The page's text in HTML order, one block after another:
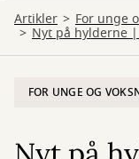
Artikler For unge
Nyt på hylderne
FOR UNGE OG